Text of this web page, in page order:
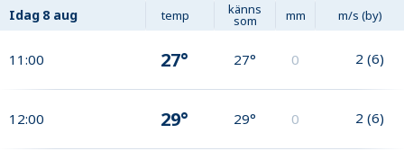
Idag 8 aug temp känns
som mm m/s (by)
11:00 27° 27° 0 2 (6)
12:00 29° 29° 0 2 (6)